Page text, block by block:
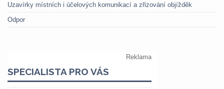
Uzavírky místních i účelových komunikací a zřizování objížděk
Odpor